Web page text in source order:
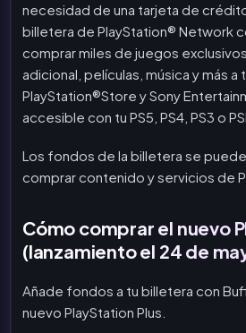
necesidad de una tarjeta de
billetera de PlayStation® Network
comprar miles de juegos
adicional, películas, música y más a
PlayStation®Store y Sony
accesible con tu PS5, PS4, PS3 o
Los fondos de la billetera se
comprar contenido y servicios de
Cómo comprar el nuevo
(lanzamiento el 24 de
Añade fondos a tu billetera con
nuevo PlayStation Plus.